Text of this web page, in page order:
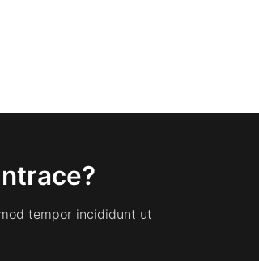
tempor incididunt ut